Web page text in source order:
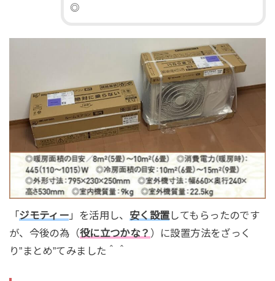
◎
「ジモティー 」を活用し、 安く設置 してもらったのです
が、今後の為（役に立つかな？ ）に設置方法をざっく
り”まとめ”てみました＾＾